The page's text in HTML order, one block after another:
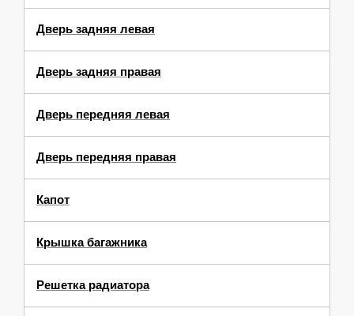
Дверь задняя левая
Дверь задняя правая
Дверь передняя левая
Дверь передняя правая
Капот
Крышка багажника
Решетка радиатора